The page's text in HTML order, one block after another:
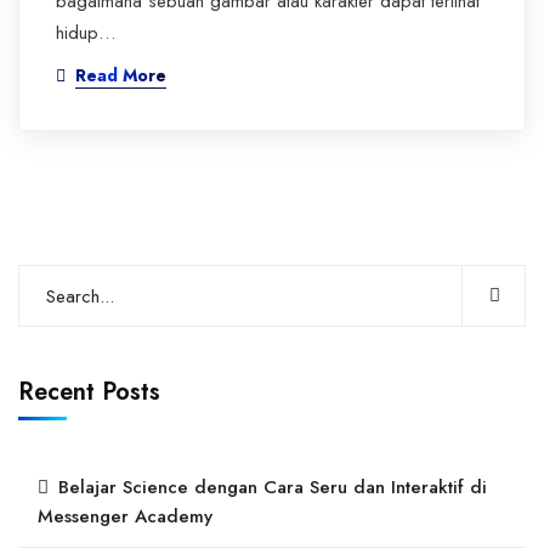
hidup…
Read More
Recent Posts
Belajar Science dengan Cara Seru dan Interaktif di
Messenger Academy